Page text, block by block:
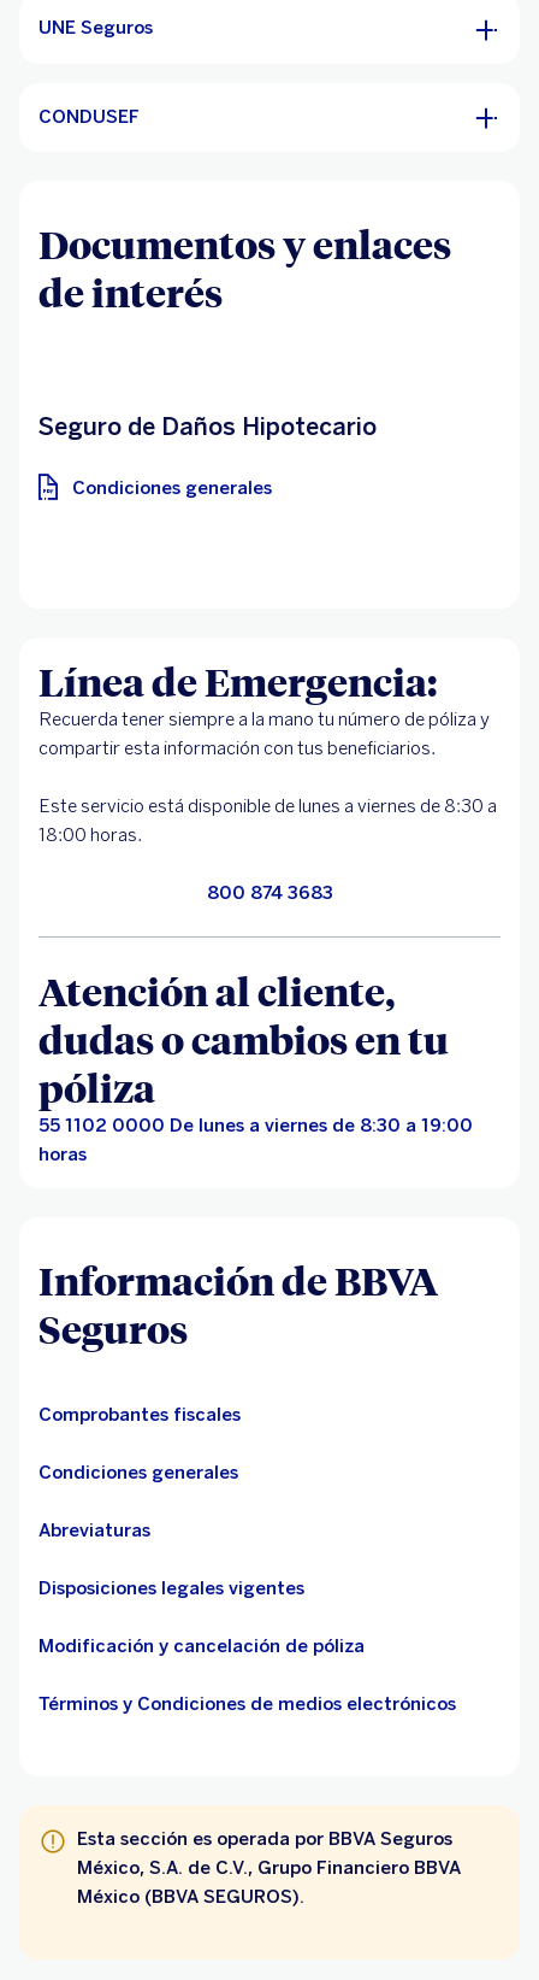
UNE Seguros
CONDUSEF
Documentos y enlaces
de interés
Seguro de Daños Hipotecario
Condiciones generales
Línea de Emergencia:
Recuerda tener siempre a la mano tu número de póliza y
compartir esta información con tus beneficiarios.
Este servicio está disponible de lunes a viernes de 8:30 a
18:00 horas.
800 874 3683
Atención al cliente,
dudas o cambios en tu
póliza
55 1102 0000 De lunes a viernes de 8:30 a 19:00
horas
Información de BBVA
Seguros
Comprobantes fiscales
Condiciones generales
Abreviaturas
Disposiciones legales vigentes
Modificación y cancelación de póliza
Términos y Condiciones de medios electrónicos
Esta sección es operada por BBVA Seguros
México, S.A. de C.V., Grupo Financiero BBVA
México (BBVA SEGUROS).